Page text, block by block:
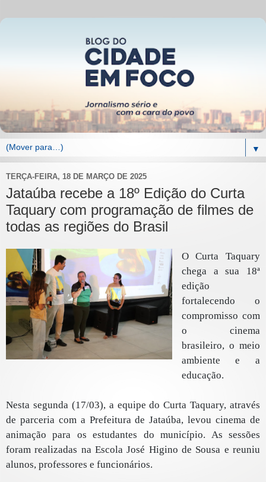
▼
TERÇA-FEIRA, 18 DE MARÇO DE 2025
Jataúba recebe a 18º Edição do Curta
Taquary com programação de filmes de
todas as regiões do Brasil
O Curta Taquary
chega a sua 18ª
edição
fortalecendo o
compromisso com
o cinema
brasileiro, o meio
ambiente e a
educação.
Nesta segunda (17/03), a equipe do Curta Taquary, através
de parceria com a Prefeitura de Jataúba, levou cinema de
animação para os estudantes do município. As sessões
foram realizadas na Escola José Higino de Sousa e reuniu
alunos, professores e funcionários.